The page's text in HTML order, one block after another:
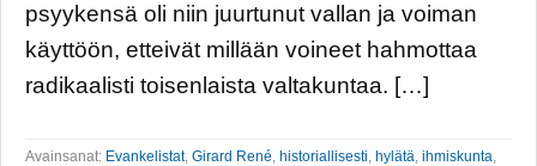
psyykensä oli niin juurtunut vallan ja voiman
käyttöön, etteivät millään voineet hahmottaa
radikaalisti toisenlaista valtakuntaa. […]
Avainsanat: Evankelistat, Girard René historiallisesti hylätä ihmiskunta